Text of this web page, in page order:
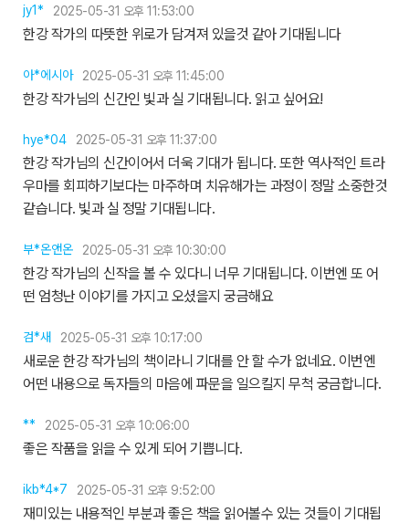
jy1* 2025-05-31 오후 11:53:00
한강 작가의 따뜻한 위로가 담겨져 있을것 같아 기대됩니다
아*에시아 2025-05-31 오후 11:45:00
한강 작가님의 신간인 빛과 실 기대됩니다. 읽고 싶어요!
hye*04 2025-05-31 오후 11:37:00
한강 작가님의 신간이어서 더욱 기대가 됩니다. 또한 역사적인 트라
우마를 회피하기보다는 마주하며 치유해가는 과정이 정말 소중한것
같습니다. 빛과 실 정말 기대됩니다.
부*온앤온 2025-05-31 오후 10:30:00
한강 작가님의 신작을 볼 수 있다니 너무 기대됩니다. 이번엔 또 어
떤 엄청난 이야기를 가지고 오셨을지 궁금해요
검*새 2025-05-31 오후 10:17:00
새로운 한강 작가님의 책이라니 기대를 안 할 수가 없네요. 이번엔
어떤 내용으로 독자들의 마음에 파문을 일으킬지 무척 궁금합니다.
** 2025-05-31 오후 10:06:00
좋은 작품을 읽을 수 있게 되어 기쁩니다.
ikb*4*7 2025-05-31 오후 9:52:00
재미있는 내용적인 부분과 좋은 책을 읽어볼수 있는 것들이 기대됩